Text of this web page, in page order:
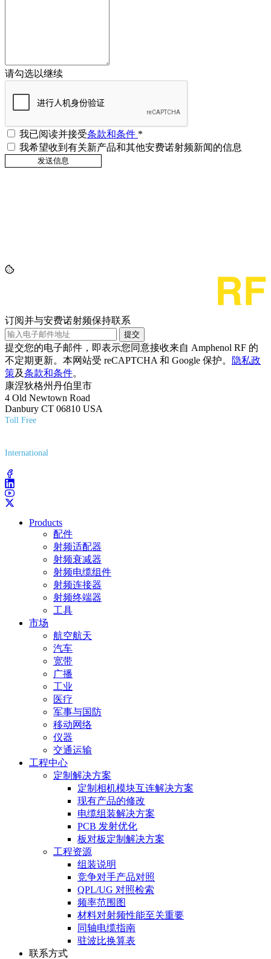
请勾选以继续
我已阅读并接受条款和条件 *
我希望收到有关新产品和其他安费诺射频新闻的信息
订阅并与安费诺射频保持联系
提交
提交您的电子邮件，即表示您同意接收来自 Amphenol RF 的
不定期更新。本网站受 reCAPTCHA 和 Google 保护。
隐私政
策及条款和条件。
康涅狄格州丹伯里市
4 Old Newtown Road
Danbury CT 06810 USA
Toll Free
International
Products
配件
射频适配器
射频衰减器
射频电缆组件
射频连接器
射频终端器
工具
市场
航空航天
汽车
宽带
广播
工业
医疗
军事与国防
移动网络
仪器
交通运输
工程中心
定制解决方案
定制相机模块互连解决方案
现有产品的修改
电缆组装解决方案
PCB 发射优化
板对板定制解决方案
工程资源
组装说明
竞争对手产品对照
QPL/UG 对照检索
频率范围图
材料对射频性能至关重要
同轴电缆指南
驻波比换算表
联系方式